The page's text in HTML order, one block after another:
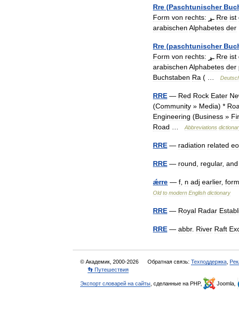
Rre (Paschtunischer
Form von rechts: ـړ Rre ist
arabischen Alphabetes der
Rre (paschtunischer
Form von rechts: ـړ Rre ist
arabischen Alphabetes der
Buchstaben Ra (
RRE — Red Rock Eater
(Community » Media) *
Engineering (Business »
Road
Abbreviations
RRE — radiation related
RRE — round regular, and
ǽrre — f n adj earlier,
Old to modern English dictionary
RRE — Royal Radar
RRE — abbr. River Raft
© Академик, 2000-2026 Обратная связь: Техподдержка
👣 Путешествия
Экспорт словарей на сайты , сделанные на PHP, Joomla,